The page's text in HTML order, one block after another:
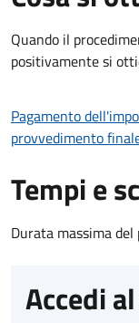
Quando il
positivamente si
Pagamento
provvedimento
Tempi e
Durata massima
Accedi